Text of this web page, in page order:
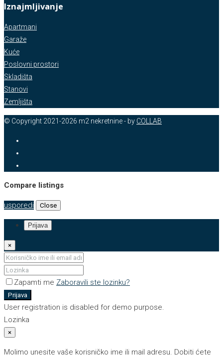
Iznajmljivanje
Apartmani
Garaže
Kuće
Poslovni prostori
Skladišta
Stanovi
Zemljišta
© Copyright 2021-2026 m2 nekretnine - by COLLAB
Compare listings
usporedi Close
Prijava
×
Zapamti me Zaboravili ste lozinku?
Prijava
User registration is disabled for demo purpose.
Lozinka
×
Molimo unesite vaše korisničko ime ili mail adresu. Dobiti ćete